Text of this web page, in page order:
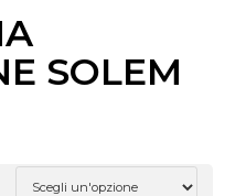
SOLEM
prezzo: